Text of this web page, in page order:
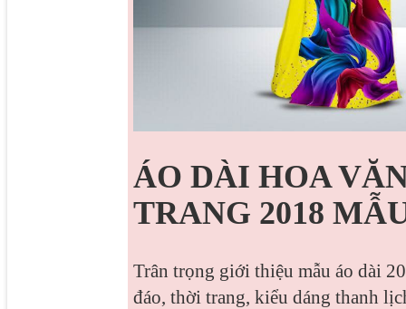
ÁO DÀI HOA
TRANG 2018
Trân trọng giới thiệu mẫu áo dài
đáo, thời trang, kiểu dáng thanh